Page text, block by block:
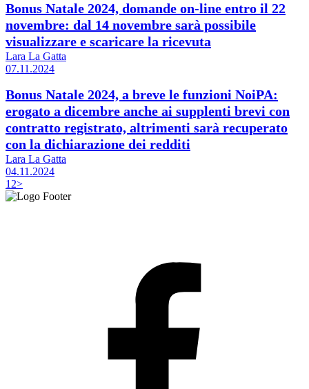
Bonus Natale 2024, domande on-line entro il 22
novembre: dal 14 novembre sarà possibile
visualizzare e scaricare la ricevuta
Lara La Gatta
07.11.2024
Bonus Natale 2024, a breve le funzioni NoiPA:
erogato a dicembre anche ai supplenti brevi con
contratto registrato, altrimenti sarà recuperato
con la dichiarazione dei redditi
Lara La Gatta
04.11.2024
1 2>